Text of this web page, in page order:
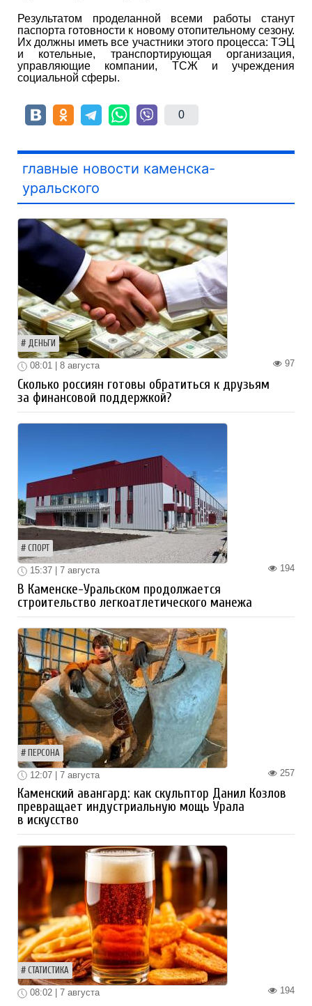
Результатом проделанной всеми работы станут
паспорта готовности к новому отопительному сезону.
Их должны иметь все участники этого процесса: ТЭЦ
и котельные, транспортирующая организация,
управляющие компании, ТСЖ и учреждения
социальной сферы.
0
главные новости каменска-
уральского
ДЕНЬГИ
97
08:01 | 8 августа
Сколько россиян готовы обратиться к друзьям
за финансовой поддержкой?
СПОРТ
194
15:37 | 7 августа
В Каменске-Уральском продолжается
строительство легкоатлетического манежа
ПЕРСОНА
257
12:07 | 7 августа
Каменский авангард: как скульптор Данил Козлов
превращает индустриальную мощь Урала
в искусство
СТАТИСТИКА
194
08:02 | 7 августа